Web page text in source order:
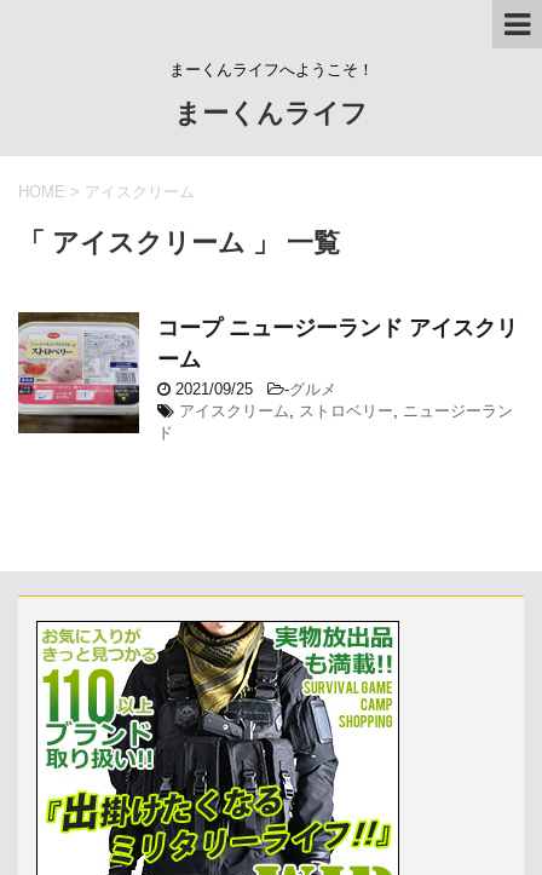
まーくんライフへようこそ！
まーくんライフ
HOME > アイスクリーム
「 アイスクリーム 」 一覧
コープ ニュージーランド アイスクリ
ーム
2021/09/25 -グルメ
アイスクリーム
ストロベリー
ニュージーラン
ド